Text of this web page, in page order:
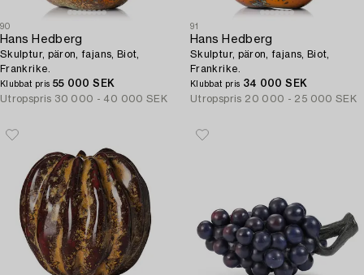
90
Hans Hedberg
Skulptur, päron, fajans, Biot,
Frankrike.
Klubbat pris 55 000 SEK
Utropspris 30 000 - 40 000 SEK
91
Hans Hedberg
Skulptur, päron, fajans, Biot,
Frankrike.
Klubbat pris 34 000 SEK
Utropspris 20 000 - 25 000 SEK